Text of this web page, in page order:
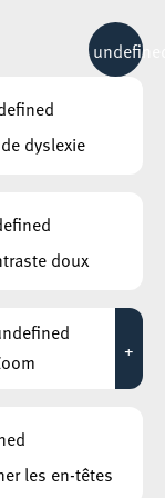
12°C
dyslexie
doux
+
les en-têtes